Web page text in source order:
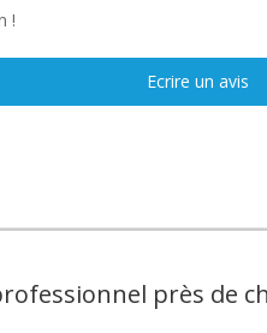
!
Ecrire un avis
près de